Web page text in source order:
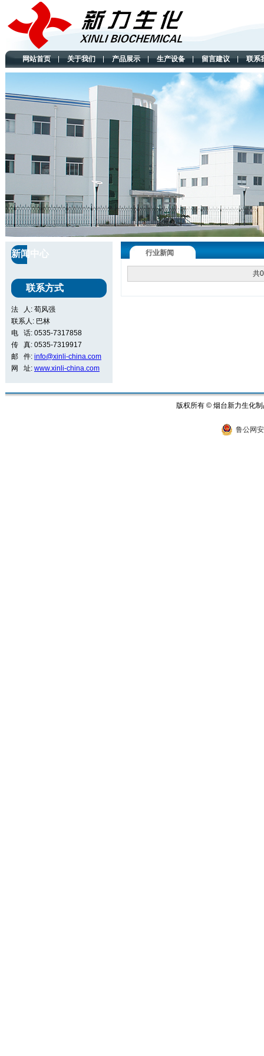
网站首页 关于我们 产品展示 生产设备 留言建议 联系
新闻中心
联系方式
法 人: 荀风强
联系人: 巴林
电 话: 0535-7317858
传 真: 0535-7319917
邮 件: info@xinli-china.com
网 址: www.xinli-china.com
行业新闻
共
版权所有 © 烟台新力生
鲁公网